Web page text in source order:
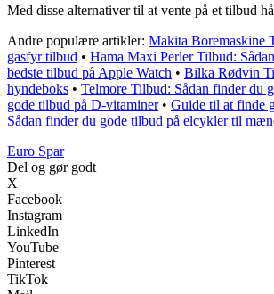
Med disse alternativer til at vente på et tilbud
Andre populære artikler: Makita Boremaskine
gasfyr tilbud • Hama Maxi Perler Tilbud:
bedste tilbud på Apple Watch • Bilka Rødvin
hyndeboks • Telmore Tilbud: Sådan finder du
gode tilbud på D-vitaminer• Guide til at finde
Sådan finder du gode tilbud på elcykler til
Euro Spar
Del og gør godt
X
Facebook
Instagram
LinkedIn
YouTube
Pinterest
TikTok